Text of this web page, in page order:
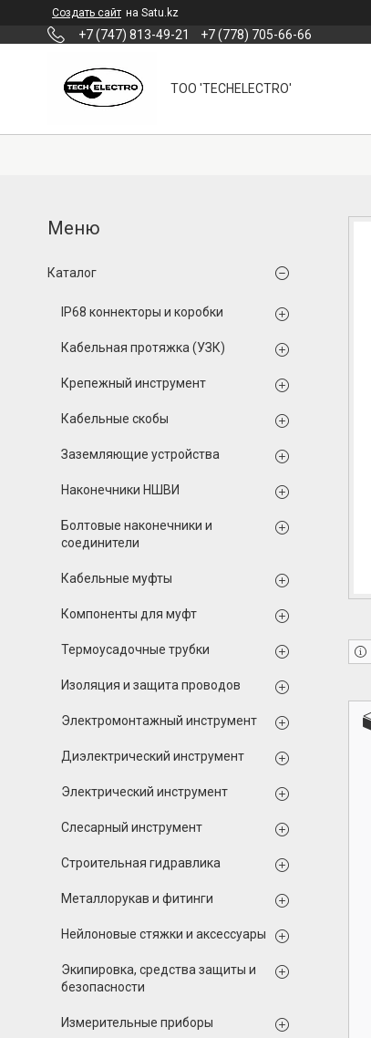
Создать сайт на Satu.kz
+7 (747) 813-49-21 +7 (778) 705-66-66
ТОО 'TECHELECTRO'
Каталог
IP68 коннекторы и коробки
Кабельная протяжка (УЗК)
Крепежный инструмент
Кабельные скобы
Заземляющие устройства
Наконечники НШВИ
Болтовые наконечники и
соединители
Кабельные муфты
Компоненты для муфт
Термоусадочные трубки
Изоляция и защита проводов
Электромонтажный инструмент
Диэлектрический инструмент
Электрический инструмент
Слесарный инструмент
Строительная гидравлика
Металлорукав и фитинги
Нейлоновые стяжки и аксессуары
Экипировка, средства защиты и
безопасности
Измерительные приборы